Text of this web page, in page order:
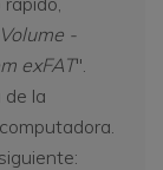
-
exFAT".
la